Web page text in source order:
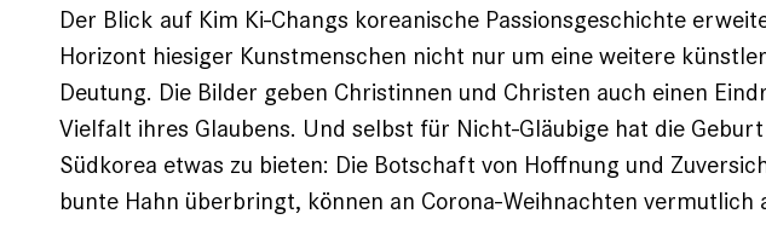
Der Blick auf Kim Ki-Changs koreanische Passionsgeschichte
Horizont hiesiger Kunstmenschen nicht nur um eine weitere
Deutung. Die Bilder ­geben Christinnen und Christen auch einen
Vielfalt ihres Glaubens. Und selbst für Nicht-­Gläubige hat die Geburt
Südkorea etwas zu ­bieten: Die ­Botschaft von Hoffnung und
bunte Hahn überbringt, können an Corona-Weihnachten vermutlich